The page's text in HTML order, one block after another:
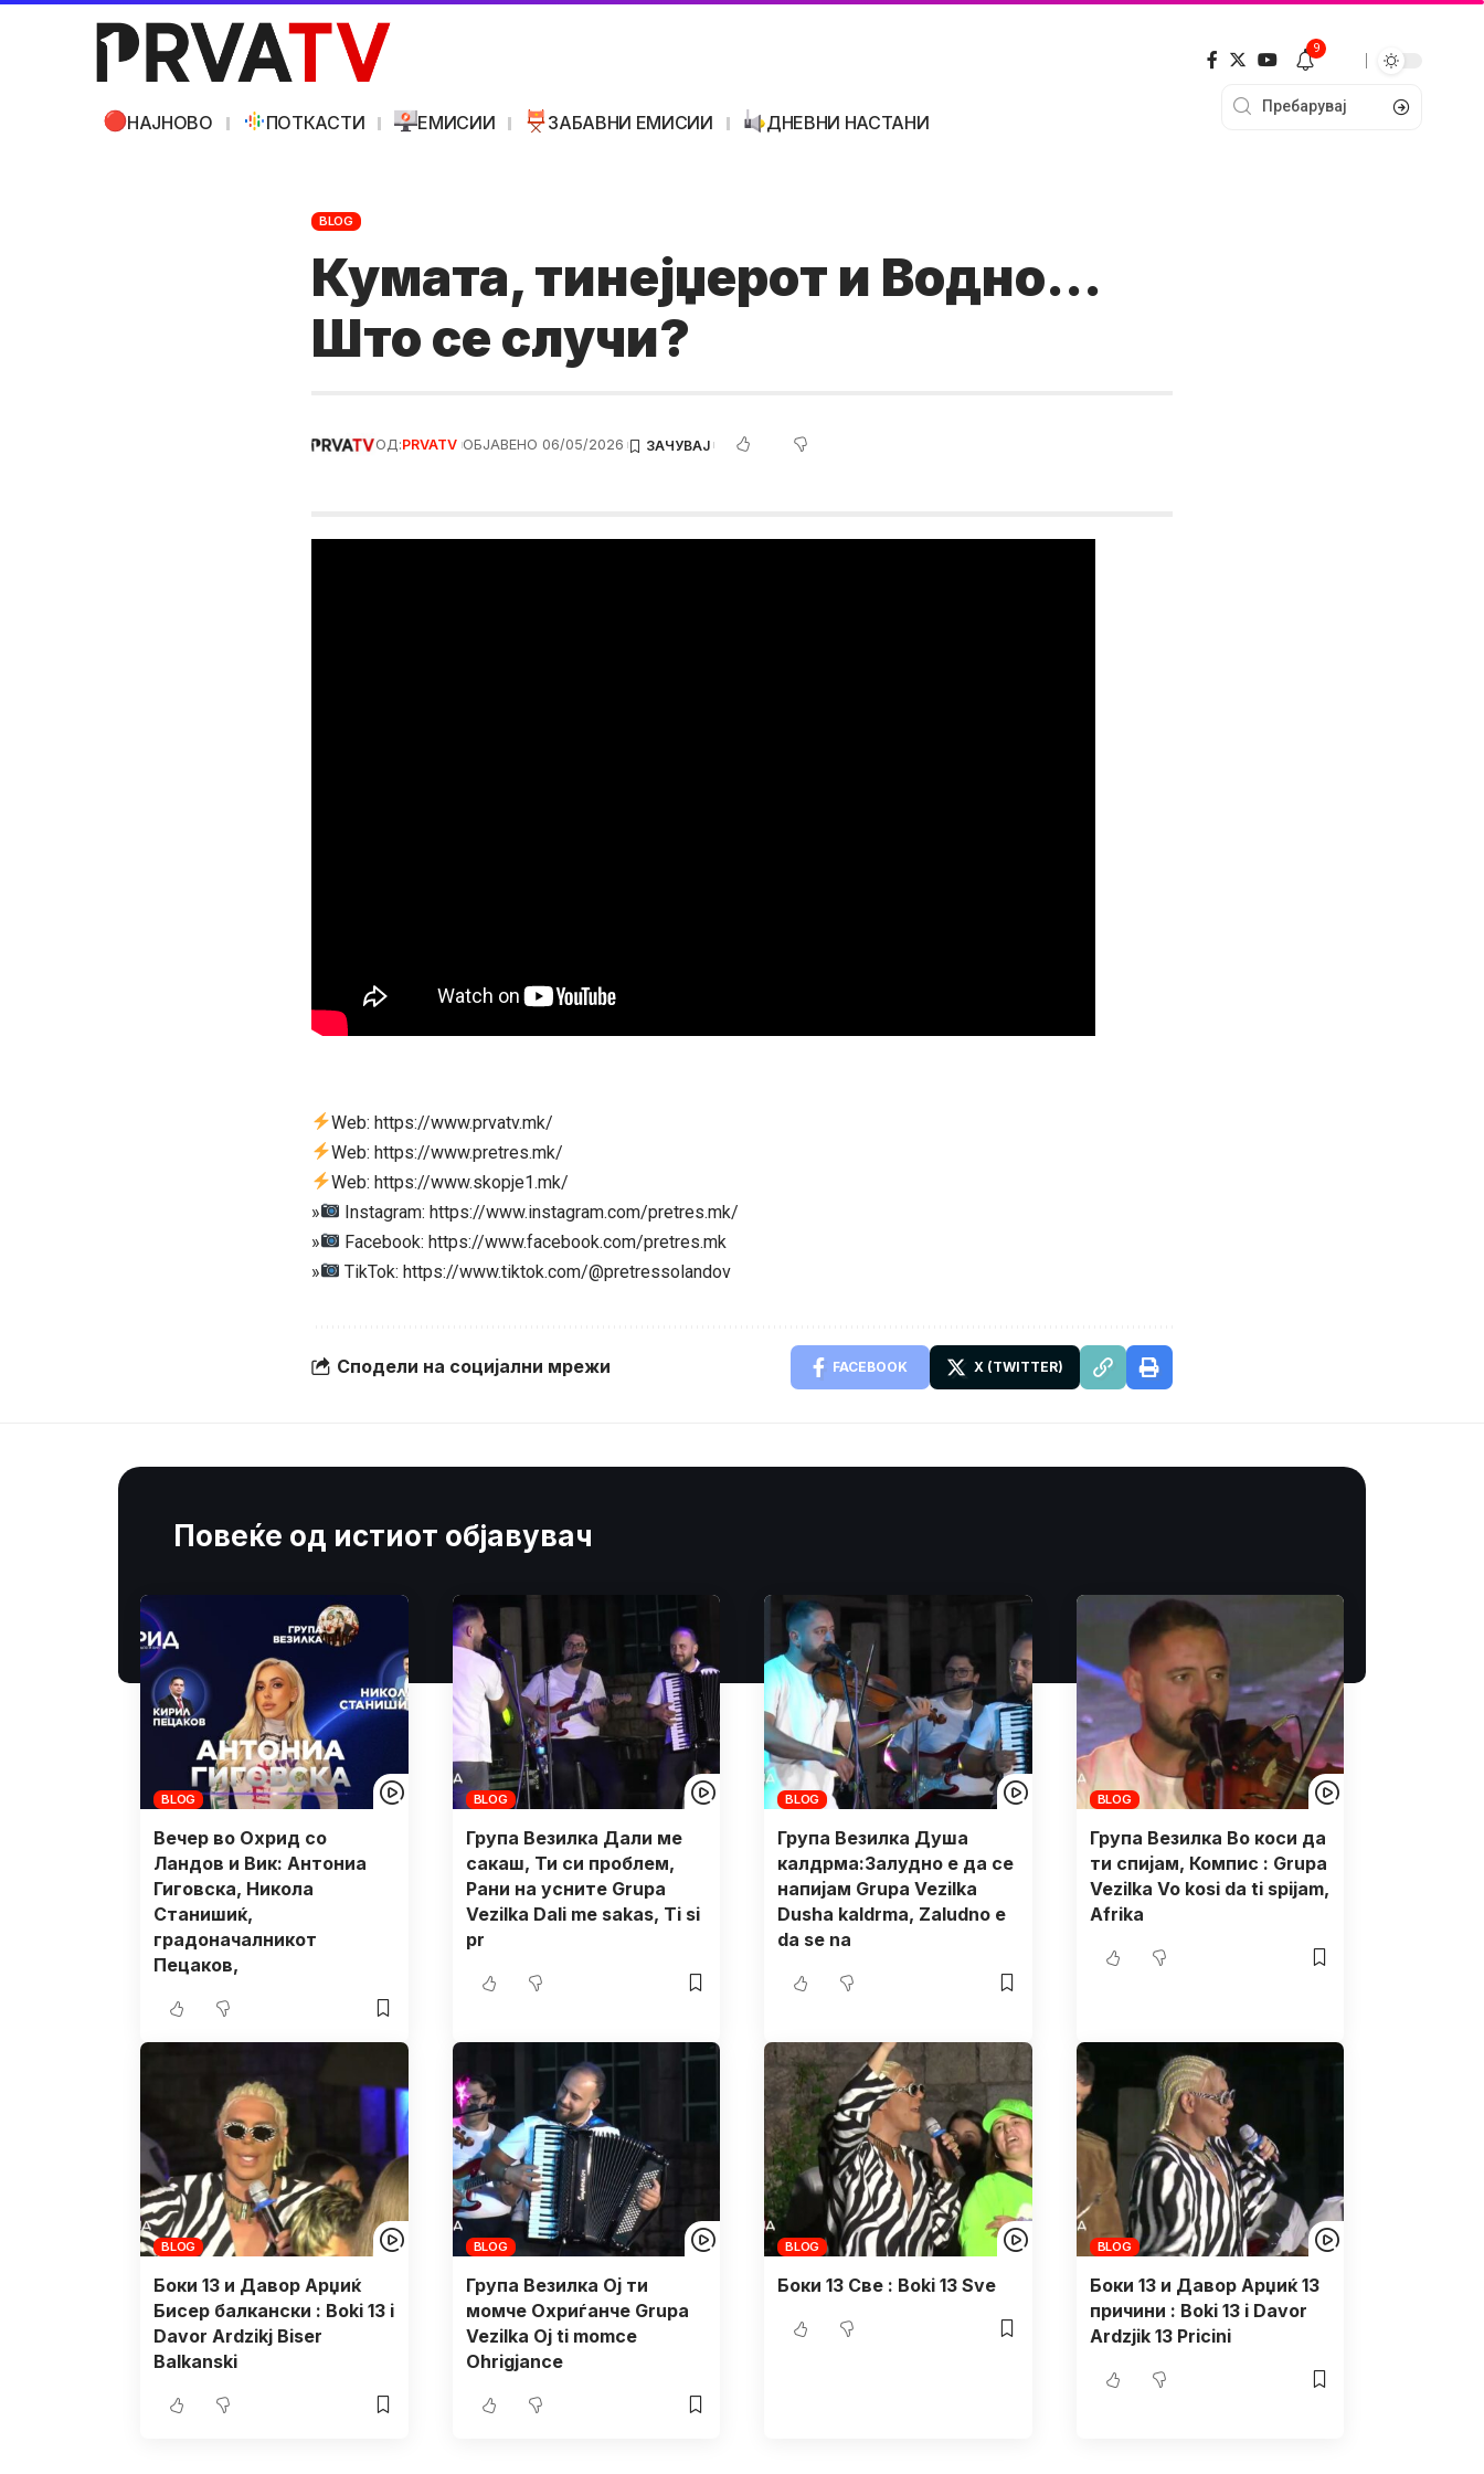
НАЈНОВО ПОТКАСТИ ЕМИСИИ ЗАБАВНИ ЕМИСИИ ДНЕВНИ НАСТАНИ
9
BLOG
Кумата, тинејџерот и Водно…
Што се случи?
ОД:PRVATV ОБЈАВЕНО 06/05/2026
Web: https://www.prvatv.mk/
Web: https://www.pretres.mk/
Web: https://www.skopje1.mk/
»
Instagram: https://www.instagram.com/pretres.mk/
»
Facebook: https://www.facebook.com/pretres.mk
»
TikTok: https://www.tiktok.com/@pretressolandov
Сподели на социјални мрежи FACEBOOK X (TWITTER)
Повеќе од истиот објавувач
BLOG
Вечер во Охрид со
Ландов и Вик: Антониа
Гиговска, Никола
Станишиќ,
градоначалникот
Пецаков,
BLOG
Група Везилка Дали ме
сакаш, Ти си проблем,
Рани на усните Grupa
Vezilka Dali me sakas, Ti si
pr
BLOG
Група Везилка Душа
калдрма:Залудно е да се
напијам Grupa Vezilka
Dusha kaldrma, Zaludno e
da se na
BLOG
Група Везилка Во коси да
ти спијам, Компис : Grupa
Vezilka Vo kosi da ti spijam,
Afrika
BLOG
Боки 13 и Давор Арџиќ
Бисер балкански : Boki 13 i
Davor Ardzikj Biser
Balkanski
BLOG
Група Везилка Ој ти
момче Охриѓанче Grupa
Vezilka Oj ti momce
Ohrigjance
BLOG
Боки 13 Све : Boki 13 Sve
BLOG
Боки 13 и Давор Арџиќ 13
причини : Boki 13 i Davor
Ardzjik 13 Pricini